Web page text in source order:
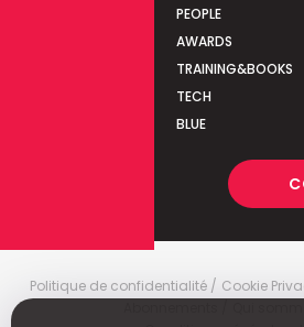
PEOPLE
AWARDS
TRAINING&BOOKS
TECH
BLUE
Politique de confidentialité Cookie